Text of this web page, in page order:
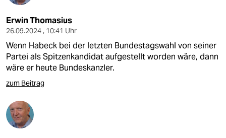
Erwin Thomasius
26.09.2024 , 10:41 Uhr
Wenn Habeck bei der letzten Bundestagswahl von seiner
Partei als Spitzenkandidat aufgestellt worden wäre, dann
wäre er heute Bundeskanzler.
zum Beitrag